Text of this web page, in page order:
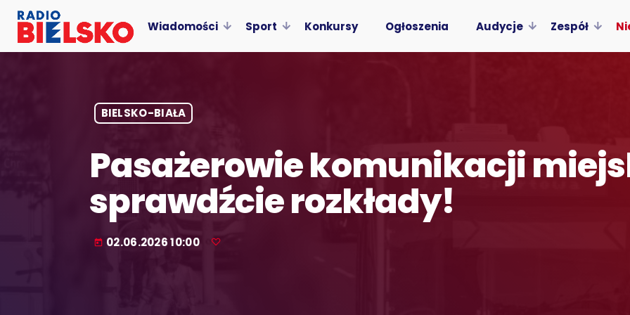
Wiadomości Sport Konkursy Ogłoszenia Audycje Zespół
BIELSKO-BIAŁA
Pasażerowie komunikacji
sprawdźcie rozkłady!
today 02.06.2026 10:00